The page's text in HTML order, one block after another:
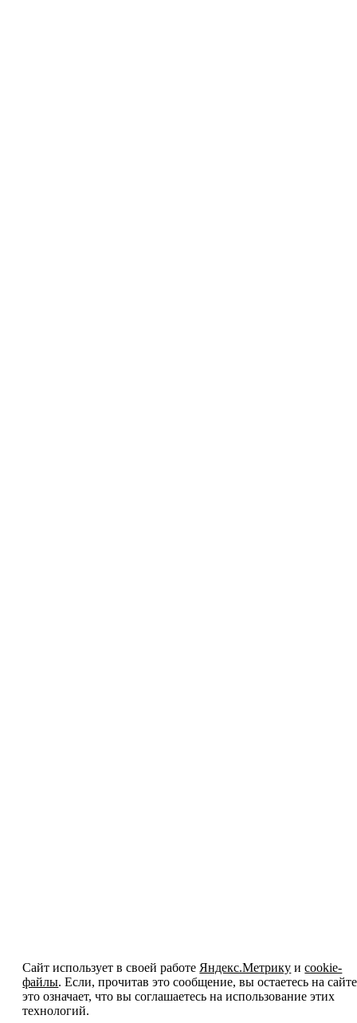
Сайт использует в своей работе Яндекс.Метрику иcookie-
файлы. Если, прочитав это сообщение, вы остаетесь на
это означает, что вы соглашаетесь на использование этих
технологий.